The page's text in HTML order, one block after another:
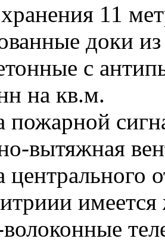
11
доки
с
на кв.м.
пожарной
вытяжная
центрального
имеется